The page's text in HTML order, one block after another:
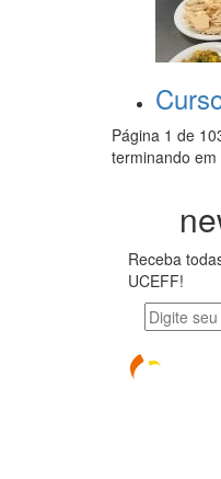
Página 1 de
terminando em
Receba
UCEFF!